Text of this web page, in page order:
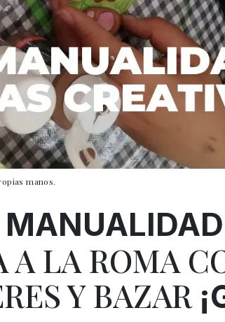
manos.
A LA ROMA
Y BAZAR